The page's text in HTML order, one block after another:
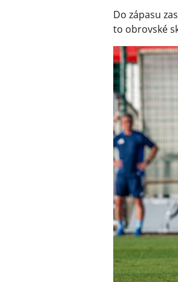
Do zápasu
to obrovské